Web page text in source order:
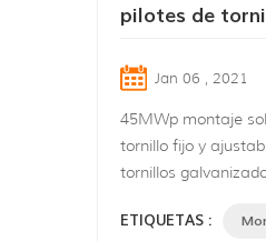
pilotes de
Jan 06 , 2021
45MWp montaje
tornillo fijo y
tornillos
que son
ETIQUETAS :